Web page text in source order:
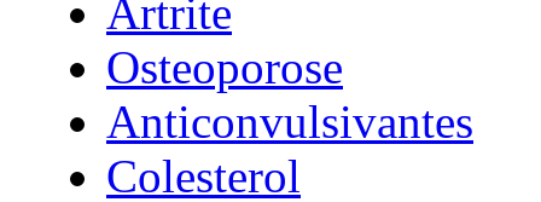
Artrite
Osteoporose
Anticonvulsivantes
Colesterol